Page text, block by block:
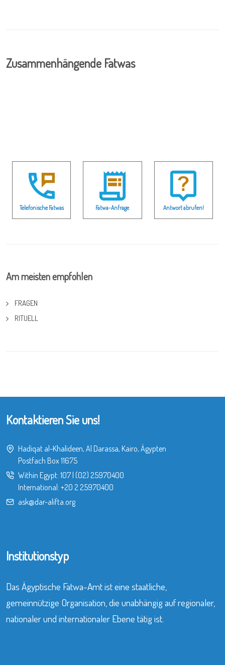
Zusammenhängende Fatwas
Telefonische Fatwas Fatwa-Anfrage Antwort abrufen!
Am meisten empfohlen
FRAGEN
RITUELL
Kontaktieren Sie uns!
Hadiqat al-Khalideen, Al Darassa, Kairo, Ägypten
Postfach Box 11675
Within Egypt: 107| (02) 25970400
International: +20 2 25970400
ask@dar-alifta.org
Institutionstyp
Das Ägyptische Fatwa-Amt ist eine staatliche,
gemeinnützige Organisation, die unabhängig auf regionaler,
nationaler und internationaler Ebene tätig ist.